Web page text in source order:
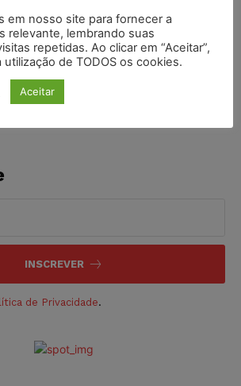
sobre constitucionalidade da
de azar no Brasil
INSCREVER
de Privacidade.
em nosso site para fornecer a
relevante, lembrando suas
repetidas. Ao clicar em “Aceitar”,
de TODOS os cookies.
Aceitar